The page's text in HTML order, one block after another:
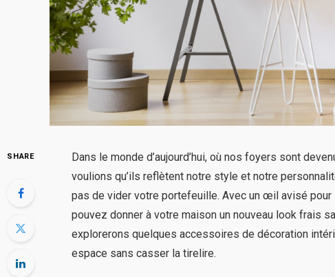
SHARE
Dans le monde d’aujourd’hui, où nos foyers sont
voulions qu’ils reflètent notre style et notre
pas de vider votre portefeuille. Avec un œil avisé
pouvez donner à votre maison un nouveau look frais
explorerons quelques accessoires de décoration
espace sans casser la tirelire.